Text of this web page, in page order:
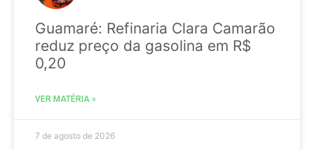
Guamaré: Refinaria Clara Camarão
reduz preço da gasolina em R$
0,20
VER MATÉRIA »
7 de agosto de 2026